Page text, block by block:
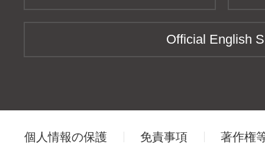
Official English
個人情報の保護 免責事項 著作権